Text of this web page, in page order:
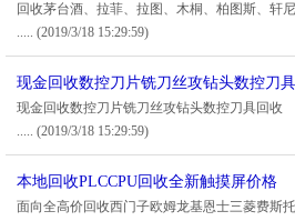
回收茅台酒、拉菲、拉图、木桐、柏图斯、轩
..... (2019/3/18 15:29:59)
现金回收数控刀片铣刀丝攻钻头数控刀
现金回收数控刀片铣刀丝攻钻头数控刀具回收
..... (2019/3/18 15:29:59)
本地回收PLCCPU回收全新触摸屏价格
面向全高价回收西门子欧姆龙基恩士三菱费斯